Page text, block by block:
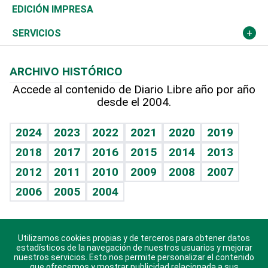
Caribe
Resto del mundo
Global y variable
Economía personal
Novedades
Podcast Arte Libre
Hablando con el pediatra
Vida y familia
Eñe
Celebrando la vida
Sin complejos
En pocas palabras
Escuchando al corazón
Olimpismo
Más deportes
Línea de hit
TBT Deportivo
Noticiero Poteleche
Columnistas
Martes de tecnología
Cambio climático
Deportes
Opinión
Hecho en casa
Guía del dinero
EDICIÓN IMPRESA
SERVICIOS
Cumpleaños
Horóscopos
Crucigramas
ARCHIVO HISTÓRICO
Accede al contenido de Diario Libre año por año
desde el 2004.
2024 2023 2022 2021 2020
2019
2018
2017 2016 2015 2014
2013
2012
2011 2010 2009 2008
2007
2006
2005 2004
Descarga nuestras aplicaciones para Android, iOS y
sistema Huawei.
Utilizamos cookies propias y de terceros para obtener datos
estadísticos de la navegación de nuestros usuarios y mejorar
nuestros servicios. Esto nos permite personalizar el contenido